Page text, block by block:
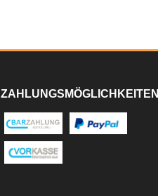
ZAHLUNGSMÖGLICHKEITEN